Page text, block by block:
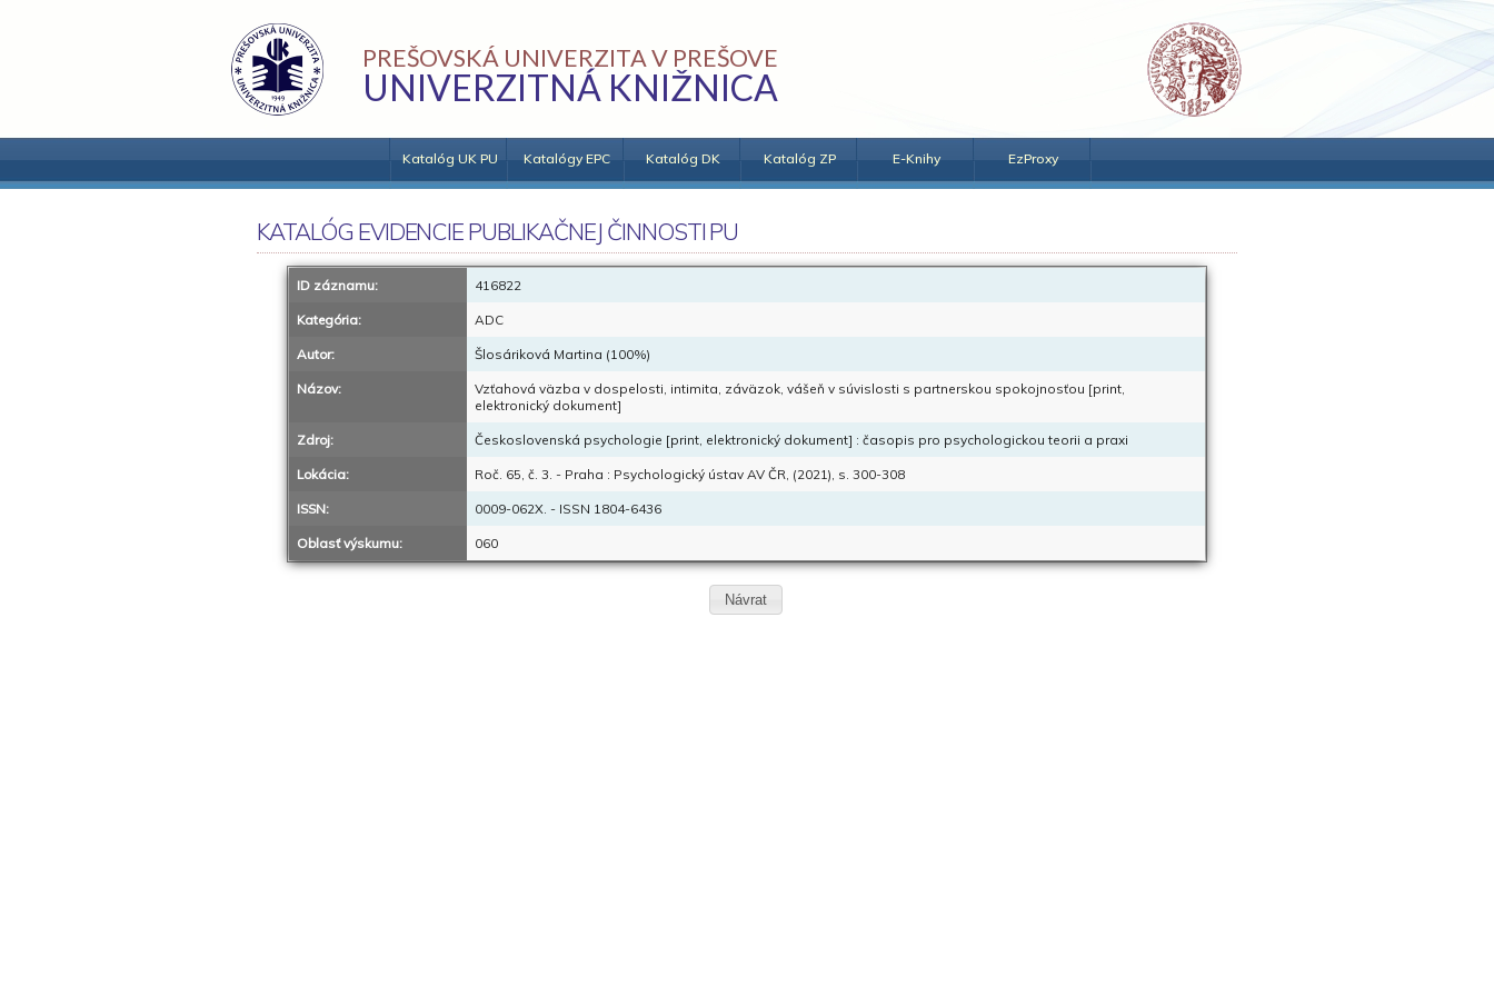
PREŠOVSKÁ UNIVERZITA V PREŠOVE
UNIVERZITNÁ KNIŽNICA
Katalóg UK PU Katalógy EPC Katalóg DK Katalóg ZP E-Knihy EzProxy
KATALÓG EVIDENCIE PUBLIKAČNEJ ČINNOSTI PU
ID záznamu: 416822
Kategória: ADC
Autor: Šlosáriková Martina (100%)
Názov:
Vzťahová väzba v dospelosti, intimita, záväzok, vášeň v súvislosti s partnerskou spokojnosťou [print,
elektronický dokument]
Zdroj: Československá psychologie [print, elektronický dokument] : časopis pro psychologickou teorii a praxi
Lokácia: Roč. 65, č. 3. - Praha : Psychologický ústav AV ČR, (2021), s. 300-308
ISSN: 0009-062X. - ISSN 1804-6436
Oblasť výskumu: 060